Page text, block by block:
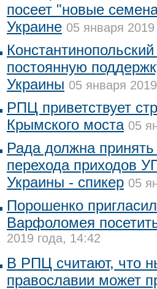
посеет "новые
Украине 05 января
постоянную
Украины 05 января
РПЦ приветствует
Крымского моста 05
Рада должна
перехода приходов
Украины - спикер 05
Порошенко
Варфоломея
2019 года, 14:42
В РПЦ считают, что
православии может